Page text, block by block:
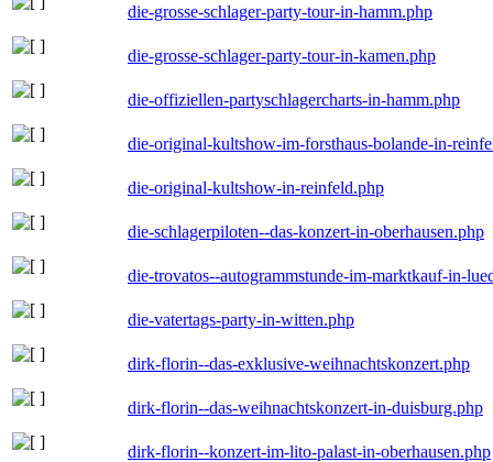
die-grosse-schlager-party-tour-in-hamm.php
die-grosse-schlager-party-tour-in-kamen.php
die-offiziellen-partyschlagercharts-in-hamm.php
die-original-kultshow-im-forsthaus-bolande-in-
die-original-kultshow-in-reinfeld.php
die-schlagerpiloten--das-konzert-in-oberhausen.php
die-trovatos--autogrammstunde-im-marktkauf-in-
die-vatertags-party-in-witten.php
dirk-florin--das-exklusive-weihnachtskonzert.php
dirk-florin--das-weihnachtskonzert-in-duisburg.php
dirk-florin--konzert-im-lito-palast-in-oberhausen.php